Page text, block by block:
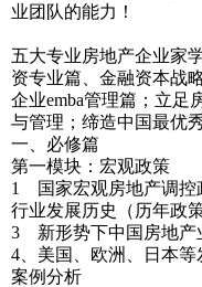
业团队的能力！
五大专业房地产企业家
资专业篇、金融资本战
企业emba管理篇；立足
与管理；缔造中国最优
一、必修篇
第一模块：宏观政策
1 国家宏观房地产
行业发展历史（历年政
3 新形势下中国房地
4、美国、欧洲、日本
案例分析